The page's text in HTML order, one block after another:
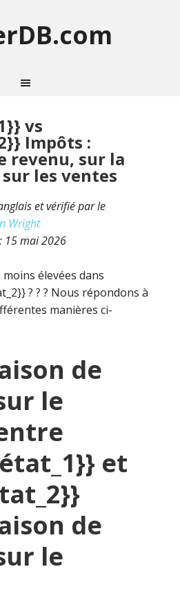
vs
Impôts :
revenu, sur la
les ventes
et vérifié par le
Wright
15 mai 2026
élevées dans
? ? ? Nous répondons à
manières ci-
de
le
et
de
le